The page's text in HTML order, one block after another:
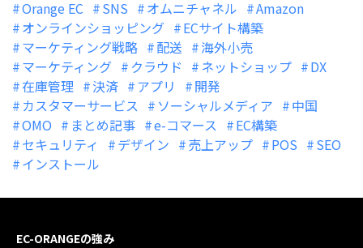
Orange EC
SNS オムニチャネル
Amazon
オンラインショッピング
ECサイト構築
マーケティング戦略
配送
海外小売
マーケティング
クラウド ネットショップ
DX
在庫管理
決済 アプリ
開発
カスタマーサービス
ソーシャルメディア
中国
OMO
まとめ記事 e-コマース
EC構築
セキュリティ
デザイン 売上アップ POS
SEO
インストール
EC-ORANGEの強み